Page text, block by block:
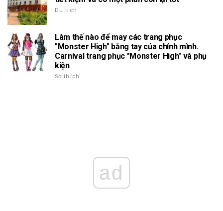
Du lịch
Làm thế nào để may các trang phục
"Monster High" bằng tay của chính mình.
Carnival trang phục "Monster High" và phụ
kiện
Sở thích
ad